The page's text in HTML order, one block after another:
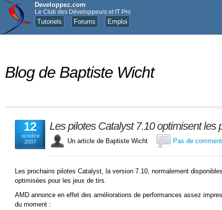
Developpez.com
Le Club des Développeurs et IT Pro
Tutoriels Forums Emploi
Blog de Baptiste Wicht
12
octobre
2007
Les pilotes Catalyst 7.10 optimisent les
Un article de Baptiste Wicht Pas de
Les prochains pilotes Catalyst, la version 7.10, normalement
optimisées pour les jeux de tirs.
AMD annonce en effet des améliorations de performances assez
du moment :